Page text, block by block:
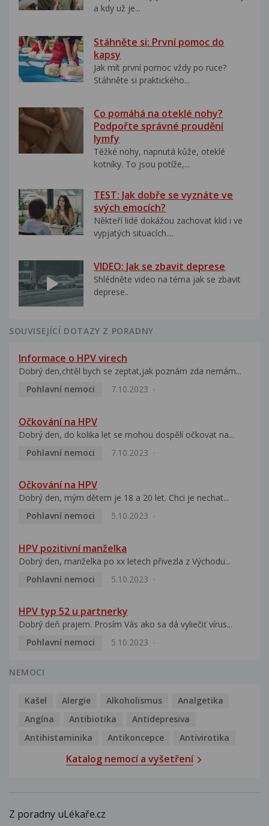
a kdy už je...
Stáhněte si: První pomoc do
kapsy
Jak mít první pomoc vždy po ruce?
Stáhněte si praktického...
Co pomáhá na oteklé nohy?
Podpořte správné proudění
lymfy
Těžké nohy, napnutá kůže, oteklé
kotníky. To jsou potíže,...
TEST: Jak dobře se vyznáte ve
svých emocích?
Někteří lidé dokážou zachovat klid i ve
vypjatých situacích....
VIDEO: Jak se zbavit deprese
Shlédněte video na téma jak se zbavit
deprese..
SOUVISEJÍCÍ DOTAZY Z PORADNY
Informace o HPV virech
Dobrý den,chtěl bych se zeptat,jak poznám zda nemám...
Pohlavní nemoci
7.10.2023
Očkování na HPV
Dobrý den, do kolika let se mohou dospělí očkovat na...
Pohlavní nemoci
7.10.2023
Očkování na HPV
Dobrý den, mým dětem je 18 a 20 let. Chci je nechat...
Pohlavní nemoci
5.10.2023
HPV pozitivní manželka
Dobrý den, manželka po xx letech přivezla z Východu...
Pohlavní nemoci
5.10.2023
HPV typ 52 u partnerky
Dobrý deň prajem. Prosím Vás ako sa dá vyliečiť vírus...
Pohlavní nemoci
5.10.2023
NEMOCI
Kašel Alergie Alkoholismus
Analgetika
Angína
Antibiotika
Antidepresiva
Antihistaminika
Antikoncepce Antivirotika
Katalog nemocí a vyšetření
Z poradny uLékaře.cz